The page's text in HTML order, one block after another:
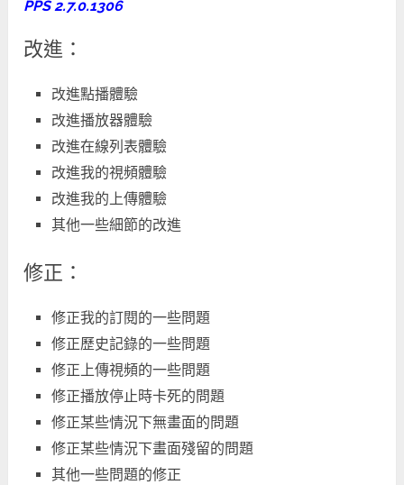
PPS 2.7.0.1306
改進：
改進點播體驗
改進播放器體驗
改進在線列表體驗
改進我的視頻體驗
改進我的上傳體驗
其他一些細節的改進
修正：
修正我的訂閱的一些問題
修正歷史記錄的一些問題
修正上傳視頻的一些問題
修正播放停止時卡死的問題
修正某些情況下無畫面的問題
修正某些情況下畫面殘留的問題
其他一些問題的修正